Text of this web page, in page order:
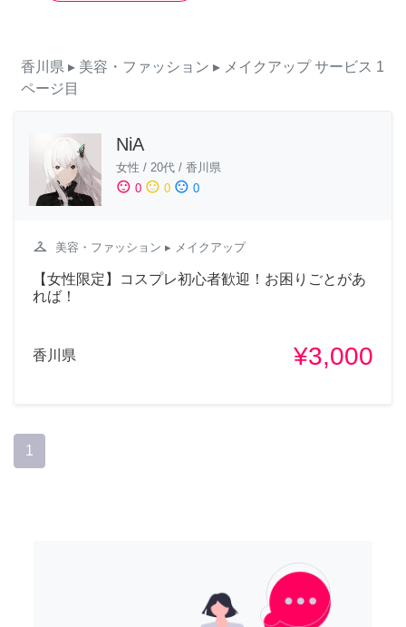
香川県 ▸ 美容・ファッション ▸ メイクアップ サービス 1
ページ目
NiA
女性 / 20代 / 香川県
sentiment_satisfied 0 sentiment_neutral 0 sentiment_dissatisfied 0
checkroom 美容・ファッション ▸ メイクアップ
【女性限定】コスプレ初心者歓迎！お困りごとがあ
れば！
香川県 ¥3,000
1